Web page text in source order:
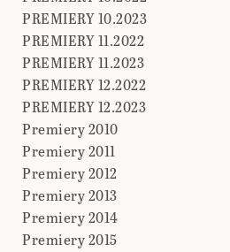
PREMIERY 10.2023
PREMIERY 11.2022
PREMIERY 11.2023
PREMIERY 12.2022
PREMIERY 12.2023
Premiery 2010
Premiery 2011
Premiery 2012
Premiery 2013
Premiery 2014
Premiery 2015